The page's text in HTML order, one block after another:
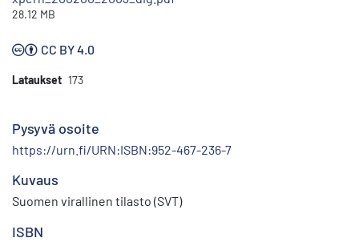
28.12 MB
CC BY 4.0
Lataukset 173
Pysyvä osoite
https://urn.fi/URN:ISBN:952-467-236-7
Kuvaus
Suomen virallinen tilasto (SVT)
ISBN